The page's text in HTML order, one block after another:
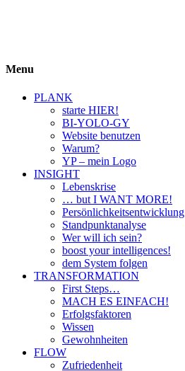
Menu
PLANK
starte HIER!
BI-YOLO-GY
Website benutzen
Warum?
YP – mein Logo
INSIGHT
Lebenskrise
… but I WANT MORE!
Persönlichkeitsentwicklung
Standpunktanalyse
Wer will ich sein?
boost your intelligences!
dem System folgen
TRANSFORMATION
First Steps…
MACH ES EINFACH!
Erfolgsfaktoren
Wissen
Gewohnheiten
FLOW
Zufriedenheit